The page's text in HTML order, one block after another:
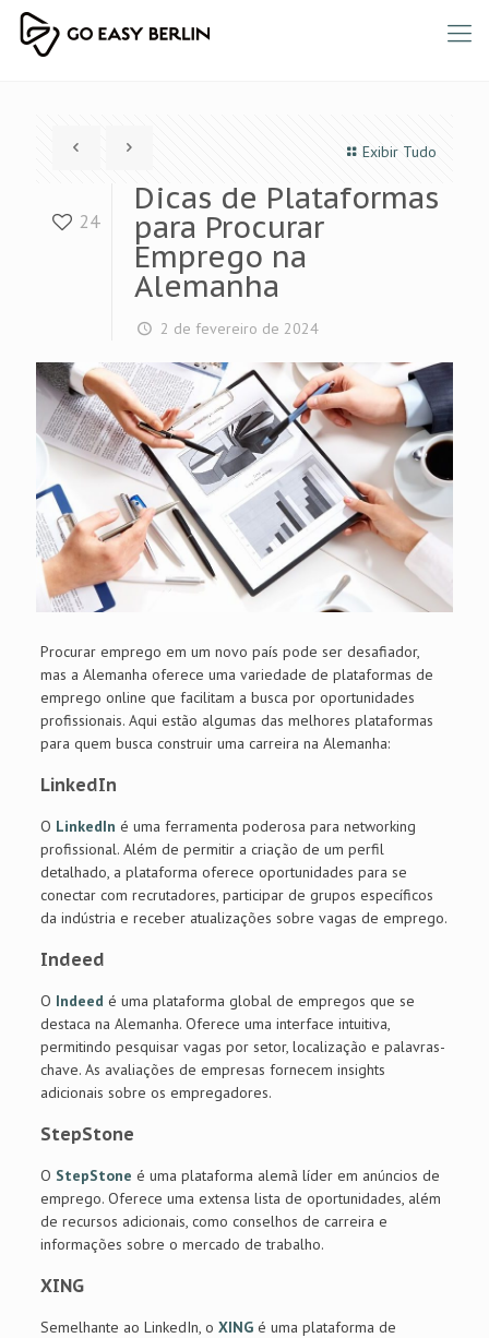
Exibir Tudo
24
Dicas de Plataformas
para Procurar
Emprego na
Alemanha
2 de fevereiro de 2024
Procurar emprego em um novo país pode ser desafiador,
mas a Alemanha oferece uma variedade de plataformas de
emprego online que facilitam a busca por oportunidades
profissionais. Aqui estão algumas das melhores plataformas
para quem busca construir uma carreira na Alemanha:
LinkedIn
O LinkedIn é uma ferramenta poderosa para networking
profissional. Além de permitir a criação de um perfil
detalhado, a plataforma oferece oportunidades para se
conectar com recrutadores, participar de grupos específicos
da indústria e receber atualizações sobre vagas de emprego.
Indeed
O Indeed é uma plataforma global de empregos que se
destaca na Alemanha. Oferece uma interface intuitiva,
permitindo pesquisar vagas por setor, localização e palavras-
chave. As avaliações de empresas fornecem insights
adicionais sobre os empregadores.
StepStone
O StepStone é uma plataforma alemã líder em anúncios de
emprego. Oferece uma extensa lista de oportunidades, além
de recursos adicionais, como conselhos de carreira e
informações sobre o mercado de trabalho.
XING
Semelhante ao LinkedIn, o XINGé uma plataforma de